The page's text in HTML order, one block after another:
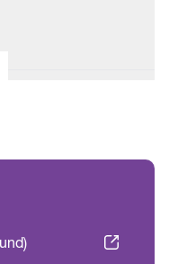
bygger på